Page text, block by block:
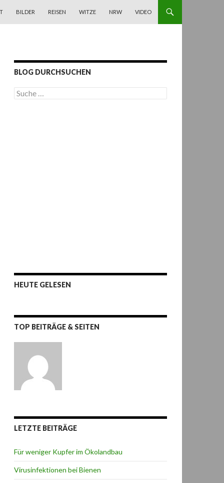
BILDER REISEN WITZE NRW VIDEO
BLOG DURCHSUCHEN
S
u
HEUTE GELESEN
TOP BEITRÄGE & SEITEN
LETZTE BEITRÄGE
Für weniger Kupfer im Ökolandbau
Virusinfektionen bei Bienen